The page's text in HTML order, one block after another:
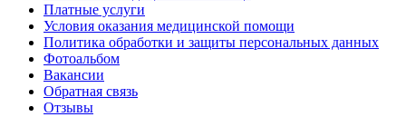
Платные услуги
Условия оказания медицинской помощи
Политика обработки и защиты персональных данных
Фотоальбом
Вакансии
Обратная связь
Отзывы